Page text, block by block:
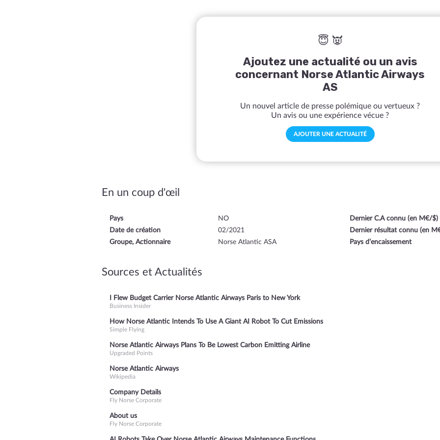
😇 👿
Ajoutez une actualité ou un avis
concernant Norse Atlantic Airways
AS
Un nouvel article de presse polémique ou vertueux ?
Un avis ou une expérience vécue ?
AJOUTER UNE ACTUALITÉ
En un coup d'œil
Pays
NO
Date de création
02/2021
Groupe, Actionnaire
Norse Atlantic ASA
Dernier C.A connu (en M€/$)
Dernier résultat connu (en
Pays d’encaissement
Sources et Actualités
I Flew Budget Carrier Norse Atlantic Airways Paris to New York
Business Insider
How Norse Atlantic Intends To Use A Giant AI Robot To Cut Emissions
Simple Flying
Norse Atlantic Airways Plans To Be Lowest Carbon Emitting Airline
Upgraded Points
Norse Atlantic Airways
Wikipedia
Company Details
Fly Norse Corporate
About us
Fly Norse Corporate